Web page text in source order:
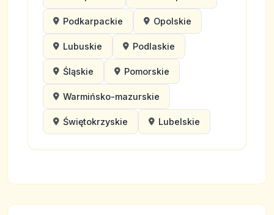
Podkarpackie Opolskie
Lubuskie Podlaskie
Śląskie Pomorskie
Warmińsko-mazurskie
Świętokrzyskie Lubelskie